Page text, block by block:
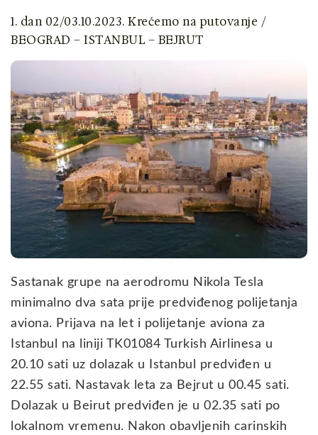
1. dan 02/03.10.2023. Krećemo na putovanje /
BEOGRAD – ISTANBUL – BEJRUT
Sastanak grupe na aerodromu Nikola Tesla
minimalno dva sata prije predviđenog polijetanja
aviona. Prijava na let i polijetanje aviona za
Istanbul na liniji TK01084 Turkish Airlinesa u
20.10 sati uz dolazak u Istanbul predviđen u
22.55 sati. Nastavak leta za Bejrut u 00.45 sati.
Dolazak u Beirut predviđen je u 02.35 sati po
lokalnom vremenu. Nakon obavljenih carinskih